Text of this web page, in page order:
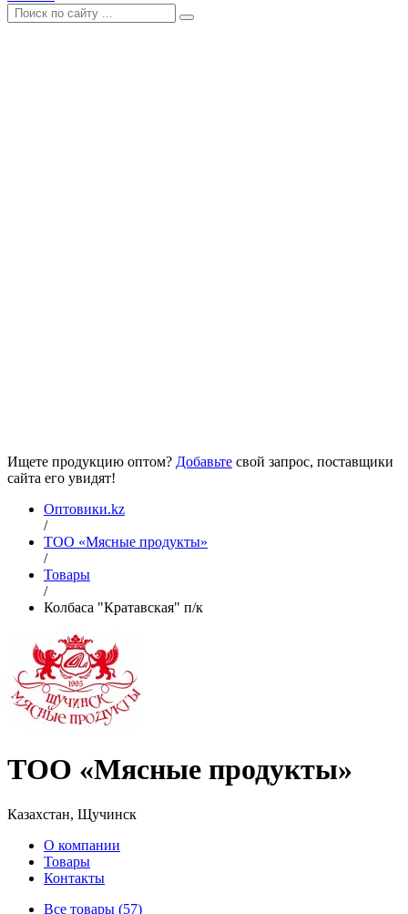
Ищете продукцию оптом? Добавьте свой запрос, поставщики
сайта его увидят!
Оптовики.kz
/
ТОО «Мясные продукты»
/
Товары
/
Колбаса "Кратавская" п/к
ТОО «Мясные продукты»
Казахстан, Щучинск
О компании
Товары
Контакты
Все товары (57)